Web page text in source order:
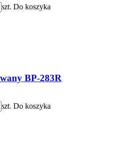
szt. Do koszyka
BP-283R
szt. Do koszyka